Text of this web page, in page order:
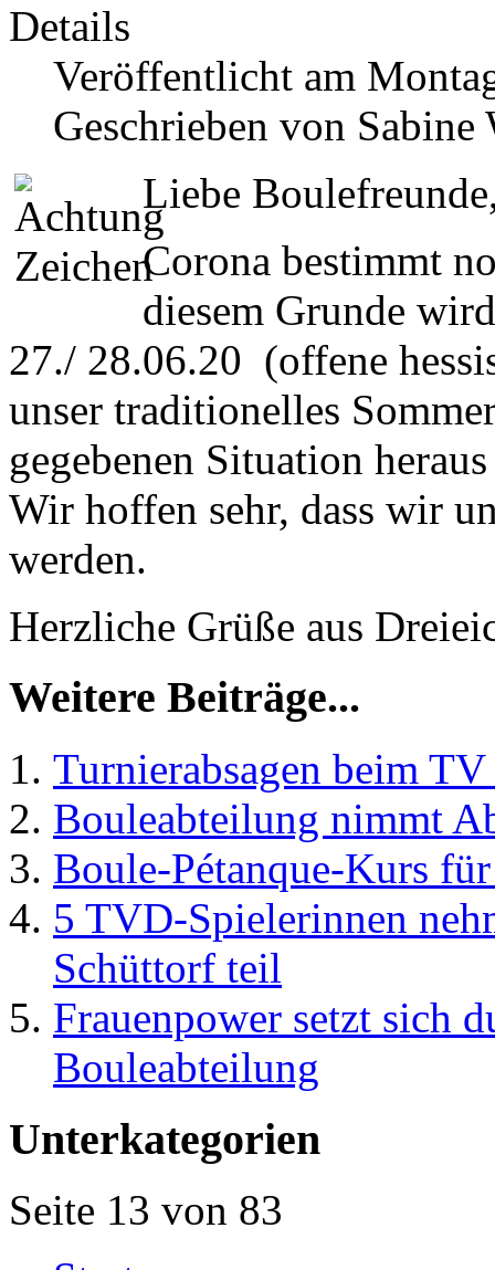
Details
Veröffentlicht am
Geschrieben von Sabine
Liebe
Corona bestimmt
diesem Grunde
27./ 28.06.20 (offene
unser traditionelles
gegebenen Situation
Wir hoffen sehr, dass wir
werden.
Herzliche Grüße aus
Weitere Beiträge...
Turnierabsagen beim
Bouleabteilung nimmt
Boule-Pétanque-Kurs
5 TVD-Spielerinnen
Schüttorf teil
Frauenpower setzt sich
Bouleabteilung
Unterkategorien
Seite 13 von 83